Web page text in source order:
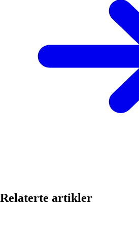
Relaterte artikler